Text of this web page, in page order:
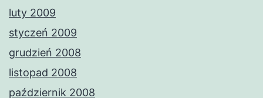
luty 2009
styczeń 2009
grudzień 2008
listopad 2008
październik 2008